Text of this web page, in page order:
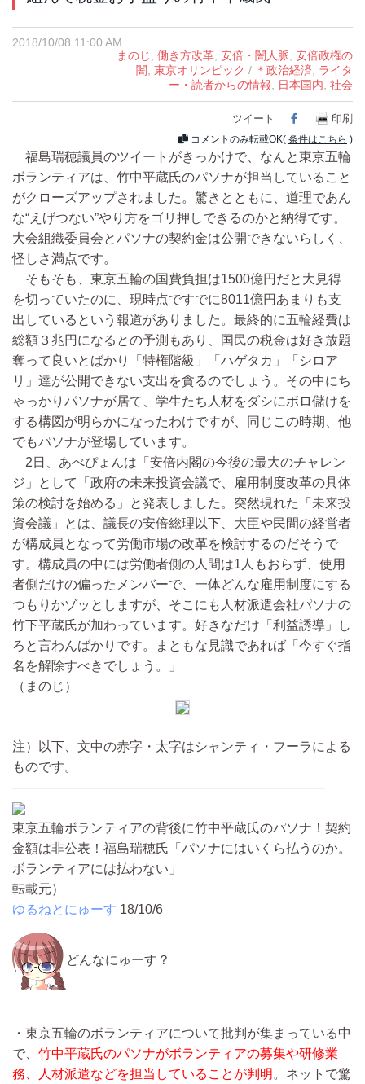
2018/10/08 11:00 AM
まのじ, 働き方改革, 安倍・闇人脈, 安倍政権の
闇, 東京オリンピック / ＊政治経済, ライタ
ー・読者からの情報, 日本国内, 社会
ツイート Facebook
印刷
コメントのみ転載OK( 条件はこちら )
福島瑞穂議員のツイートがきっかけで、なんと東京五輪
ボランティアは、竹中平蔵氏のパソナが担当していること
がクローズアップされました。驚きとともに、道理であん
な“えげつない”やり方をゴリ押しできるのかと納得です。
大会組織委員会とパソナの契約金は公開できないらしく、
怪しさ満点です。
そもそも、東京五輪の国費負担は1500億円だと大見得
を切っていたのに、現時点ですでに8011億円あまりも支
出しているという報道がありました。最終的に五輪経費は
総額３兆円になるとの予測もあり、国民の税金は好き放題
奪って良いとばかり「特権階級」「ハゲタカ」「シロア
リ」達が公開できない支出を貪るのでしょう。その中にち
ゃっかりパソナが居て、学生たち人材をダシにボロ儲けを
する構図が明らかになったわけですが、同じこの時期、他
でもパソナが登場しています。
2日、あべぴょんは「安倍内閣の今後の最大のチャレン
ジ」として「政府の未来投資会議で、雇用制度改革の具体
策の検討を始める」と発表しました。突然現れた「未来投
資会議」とは、議長の安倍総理以下、大臣や民間の経営者
が構成員となって労働市場の改革を検討するのだそうで
す。構成員の中には労働者側の人間は1人もおらず、使用
者側だけの偏ったメンバーで、一体どんな雇用制度にする
つもりかゾッとしますが、そこにも人材派遣会社パソナの
竹下平蔵氏が加わっています。好きなだけ「利益誘導」し
ろと言わんばかりです。まともな見識であれば「今すぐ指
名を解除すべきでしょう。」
（まのじ）
注）以下、文中の赤字・太字はシャンティ・フーラによる
ものです。
————————————————————————
東京五輪ボランティアの背後に竹中平蔵氏のパソナ！契約
金額は非公表！福島瑞穂氏「パソナにはいくら払うのか。
ボランティアには払わない」
転載元）
ゆるねとにゅーす 18/10/6
どんなにゅーす？
・東京五輪のボランティアについて批判が集まっている中
で、 竹中平蔵氏のパソナがボランティアの募集や研修業
務、人材派遣などを担当していることが判明。ネットで驚